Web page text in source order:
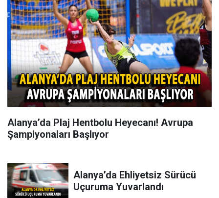
Alanya’da Plaj Hentbolu Heyecanı! Avrupa
Şampiyonaları Başlıyor
Alanya’da Ehliyetsiz Sürücü
Uçuruma Yuvarlandı